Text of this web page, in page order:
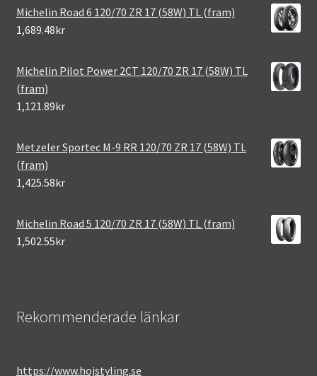
Michelin Road 6 120/70 ZR 17 (58W) TL (fram)
1,689.48kr
Michelin Pilot Power 2CT 120/70 ZR 17 (58W) TL
(fram)
1,121.89kr
Metzeler Sportec M-9 RR 120/70 ZR 17 (58W) TL
(fram)
1,425.58kr
Michelin Road 5 120/70 ZR 17 (58W) TL (fram)
1,502.55kr
Rekommenderade länkar
https://www.hojstyling.se